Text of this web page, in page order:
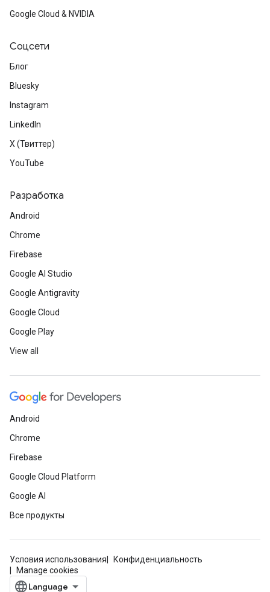
Google Cloud & NVIDIA
Соцсети
Блог
Bluesky
Instagram
LinkedIn
X (Твиттер)
YouTube
Разработка
Android
Chrome
Firebase
Google AI Studio
Google Antigravity
Google Cloud
Google Play
View all
Android
Chrome
Firebase
Google Cloud Platform
Google AI
Все продукты
Условия использования
Конфиденциальность
Manage cookies